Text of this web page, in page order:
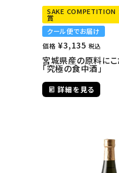
SAKE COMPETITION
賞
クール便でお届け
価格 ¥3,135 税込
宮城県産の原料に
「究極の食中酒」
詳細を見る